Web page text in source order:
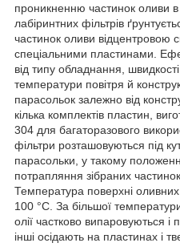
проникненню частинок оливи
лабіринтних фільтрів
частинок оливи відцентровою
спеціальними пластинами.
від типу обладнання,
температури повітря й
парасольок залежно від
кілька комплектів пластин,
304 для багаторазового
фільтри розташовуються під
парасольки, у такому
потрапляння зібраних
Температура поверхні
100 °C. За більшої
олії частково випаровуються і
інші осідають на пластинах і